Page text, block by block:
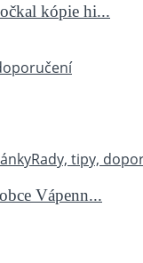
kópie hi...
Rady, tipy,
Vápenn...